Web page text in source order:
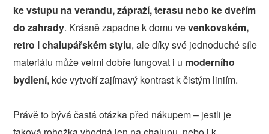
ke vstupu na verandu, zápraží, terasu nebo ke dveřím
do zahrady. Krásně zapadne k domu vevenkovském,
retro i chalupářském stylu, ale díky své jednoduché síle
materiálu může velmi dobře fungovat i u moderního
bydlení, kde vytvoří zajímavý kontrast k čistým liniím.
Právě to bývá častá otázka před nákupem – jestli je